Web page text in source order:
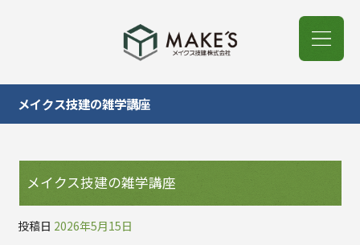
メイクス技建の雑学講座
メイクス技建の雑学講座
投稿日 2026年5月15日